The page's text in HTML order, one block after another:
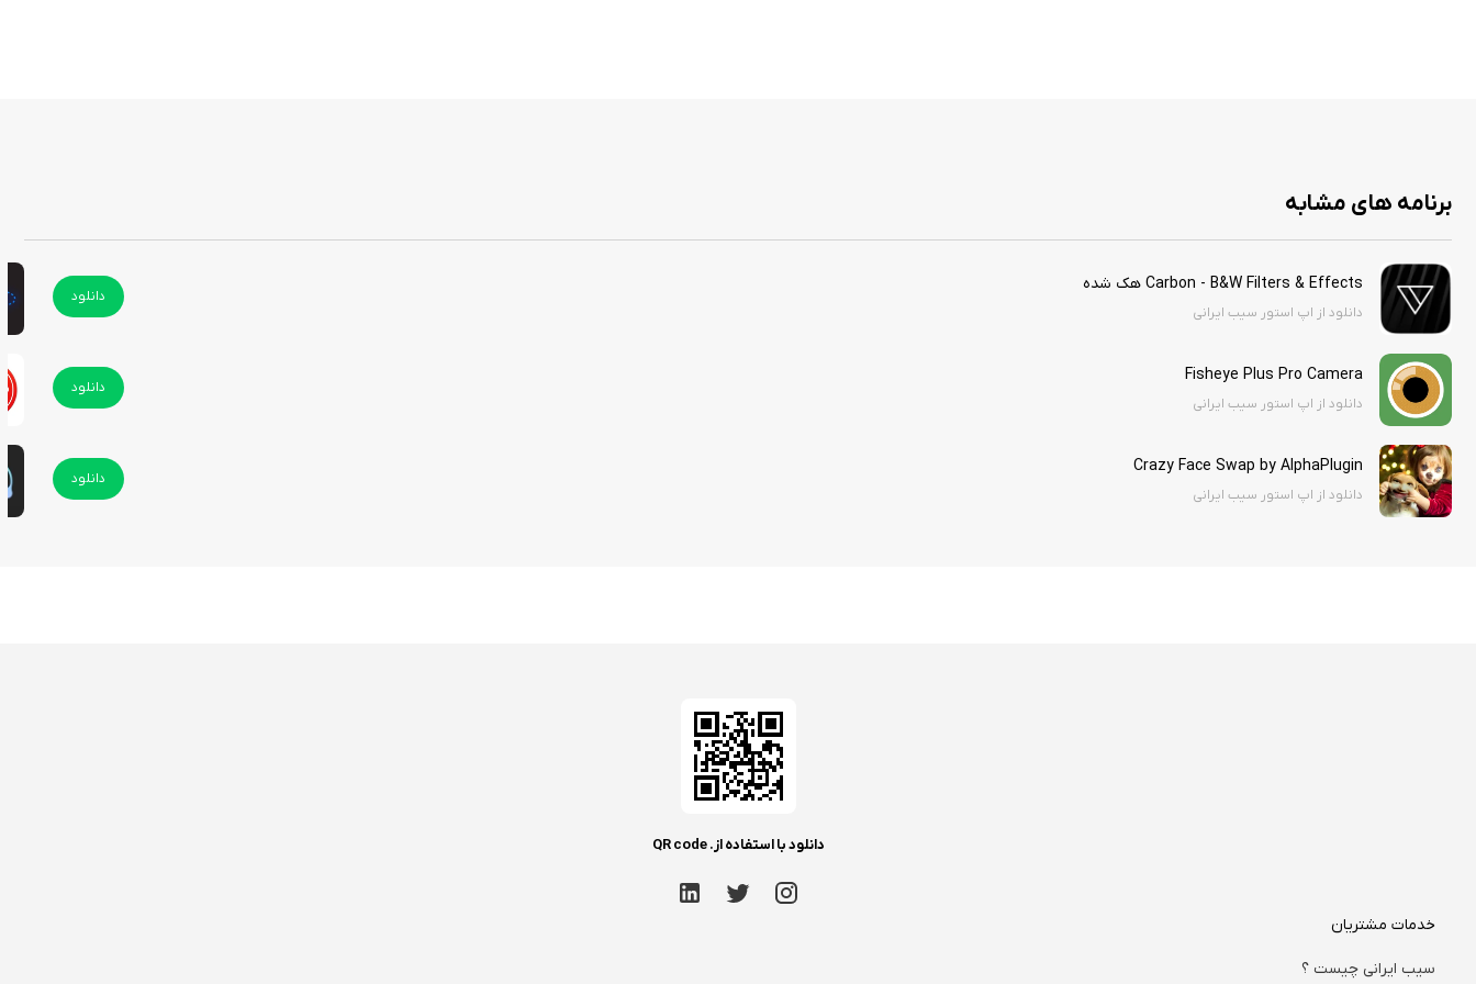
برنامه های مشابه
Carbon - B&W Filters & Effects هک شده
دانلود از اپ استور سیب ایرانی
دانلود
Fisheye Plus Pro Camera
دانلود از اپ استور سیب ایرانی
دانلود
Crazy Face Swap by AlphaPlugin
دانلود از اپ استور سیب ایرانی
دانلود
دانلود با استفاده از. QR code
خدمات مشتریان
سیب ایرانی چیست ؟